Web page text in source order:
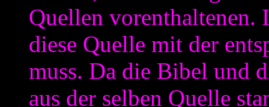
Quellen vorenthaltenen.
diese Quelle mit der
muss. Da die Bibel und
aus der selben Quelle